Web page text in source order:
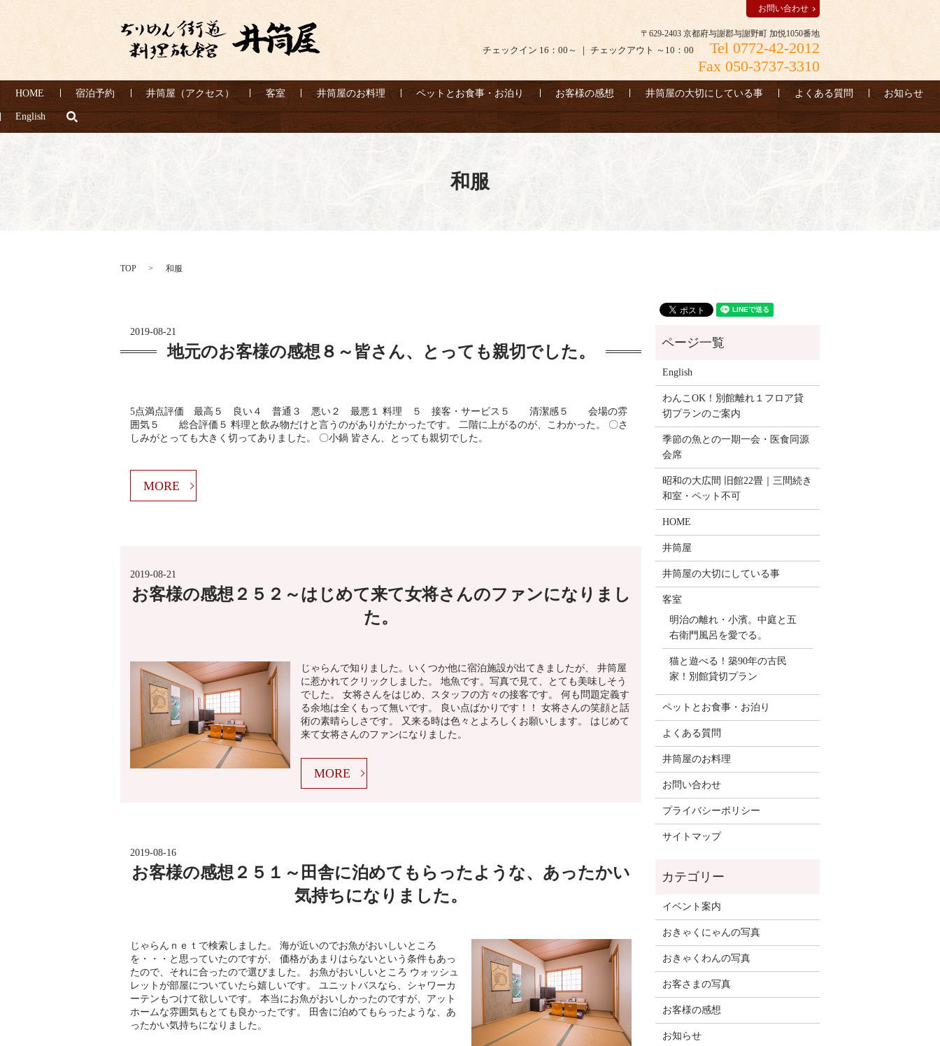
〒629-2403 京都府与謝郡与謝野町 加悦1050番地
チェックイン 16：00～ ｜ チェックアウト ～10：00
Tel 0772-42-2012
Fax 050-3737-3310
お問い合わせ
HOME 宿泊予約 井筒屋（アクセス） 客室 井筒屋のお料理 ペットとお食事・お泊り お客様の感想 井筒屋の大切にしている事 よくある質問 お知らせ
English
和服
TOP 和服
2019-08-21
地元のお客様の感想８～皆さん、とっても親切でした。
5点満点評価 最高５ 良い４ 普通３ 悪い２ 最悪１ 料理 ５ 接客・サービス５ 清潔感５ 会場の雰
囲気５ 総合評価５ 料理と飲み物だけと言うのがありがたかったです。 二階に上がるのが、こわかった。 〇さ
しみがとっても大きく切ってありました。 〇小鍋 皆さん、とっても親切でした。
MORE
2019-08-21
お客様の感想２５２～はじめて来て女将さんのファンになりまし
た。
じゃらんで知りました。いくつか他に宿泊施設が出てきましたが、 井筒屋
に惹かれてクリックしました。 地魚です。写真で見て、とても美味しそう
でした。 女将さんをはじめ、スタッフの方々の接客です。 何も問題定義す
る余地は全くもって無いです。 良い点ばかりです！！ 女将さんの笑顔と話
術の素晴らしさです。 又来る時は色々とよろしくお願いします。 はじめて
来て女将さんのファンになりました。
MORE
2019-08-16
お客様の感想２５１～田舎に泊めてもらったような、あったかい
気持ちになりました。
じゃらんｎｅｔで検索しました。 海が近いのでお魚がおいしいところ
を・・・と思っていたのですが、 価格があまりはらないという条件もあっ
たので、それに合ったので選びました。 お魚がおいしいところ ウォッシュ
レットが部屋についていたら嬉しいです。 ユニットバスなら、シャワーカ
ーテンもつけて欲しいです。 本当にお魚がおいしかったのですが、アット
ホームな雰囲気もとても良かったです。 田舎に泊めてもらったような、あ
ったかい気持ちになりました。
English
わんこOK！別館離れ１フロア貸
切プランのご案内
季節の魚との一期一会・医食同源
会席
昭和の大広間 旧館22畳｜三間続き
和室・ペット不可
HOME
井筒屋
井筒屋の大切にしている事
客室
明治の離れ・小濱。中庭と五
右衛門風呂を愛でる。
猫と遊べる！築90年の古民
家！別館貸切プラン
ペットとお食事・お泊り
よくある質問
井筒屋のお料理
お問い合わせ
プライバシーポリシー
サイトマップ
イベント案内
おきゃくにゃんの写真
おきゃくわんの写真
お客さまの写真
お客様の感想
お知らせ